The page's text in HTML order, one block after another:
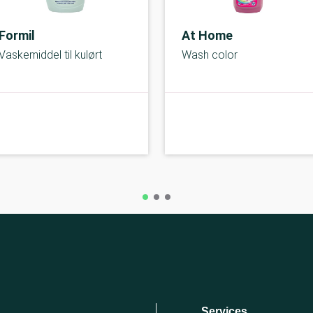
Formil
til kulørt
At Home
Wash color